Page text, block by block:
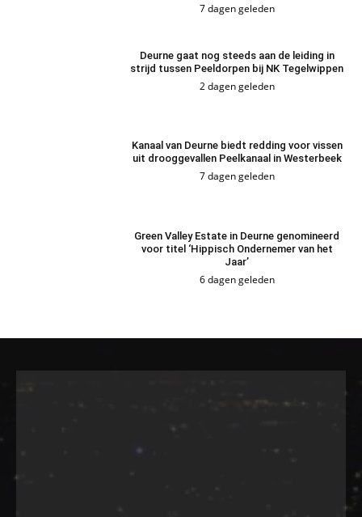
7 dagen geleden
Deurne gaat nog steeds aan de leiding in
strijd tussen Peeldorpen bij NK Tegelwippen
2 dagen geleden
Kanaal van Deurne biedt redding voor vissen
uit drooggevallen Peelkanaal in Westerbeek
7 dagen geleden
Green Valley Estate in Deurne genomineerd
voor titel ‘Hippisch Ondernemer van het
Jaar’
6 dagen geleden